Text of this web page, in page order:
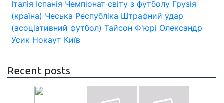
Італія Іспанія Чемпіонат світу з футболу Грузія
(країна) Чеська Республіка Штрафний удар
(асоціативний футбол) Тайсон Ф'юрі Олександр
Усик Нокаут Київ
Recent posts